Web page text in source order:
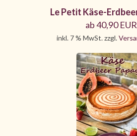
Le Petit Käse-
ab 40,90 EUR
inkl. 7 % MwSt. zzgl.